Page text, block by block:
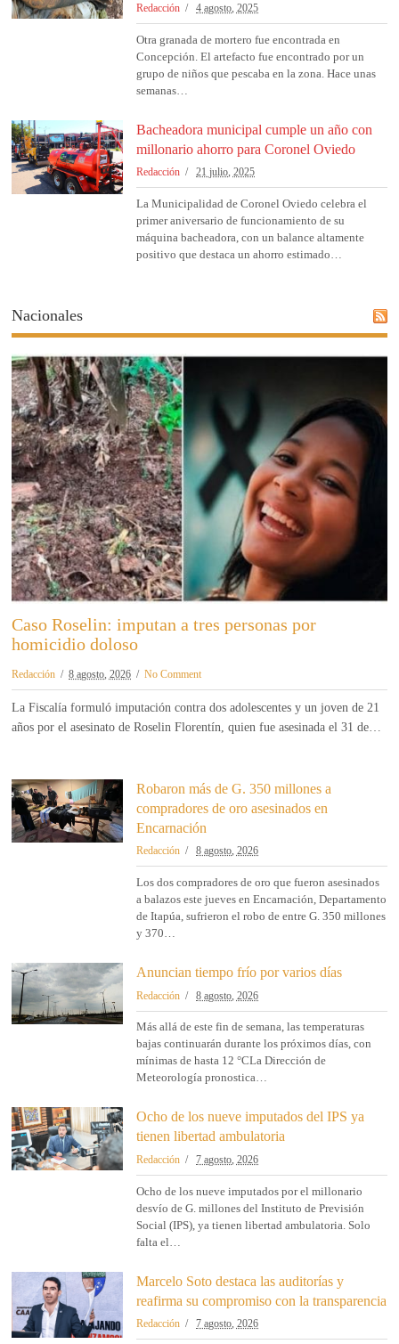
Redacción 4 agosto, 2025
Otra granada de mortero fue encontrada en
Concepción. El artefacto fue encontrado por un
grupo de niños que pescaba en la zona. Hace unas
semanas…
Bacheadora municipal cumple un año con
millonario ahorro para Coronel Oviedo
Redacción 21 julio, 2025
La Municipalidad de Coronel Oviedo celebra el
primer aniversario de funcionamiento de su
máquina bacheadora, con un balance altamente
positivo que destaca un ahorro estimado…
Nacionales
Caso Roselin: imputan a tres personas por
homicidio doloso
Redacción 8 agosto, 2026 No Comment
La Fiscalía formuló imputación contra dos adolescentes y un joven de 21
años por el asesinato de Roselin Florentín, quien fue asesinada el 31 de…
Robaron más de G. 350 millones a
compradores de oro asesinados en
Encarnación
Redacción 8 agosto, 2026
Los dos compradores de oro que fueron asesinados
a balazos este jueves en Encarnación, Departamento
de Itapúa, sufrieron el robo de entre G. 350 millones
y 370…
Anuncian tiempo frío por varios días
Redacción 8 agosto, 2026
Más allá de este fin de semana, las temperaturas
bajas continuarán durante los próximos días, con
mínimas de hasta 12 °CLa Dirección de
Meteorología pronostica…
Ocho de los nueve imputados del IPS ya
tienen libertad ambulatoria
Redacción 7 agosto, 2026
Ocho de los nueve imputados por el millonario
desvío de G. millones del Instituto de Previsión
Social (IPS), ya tienen libertad ambulatoria. Solo
falta el…
Marcelo Soto destaca las auditorías y
reafirma su compromiso con la transparencia
Redacción 7 agosto, 2026